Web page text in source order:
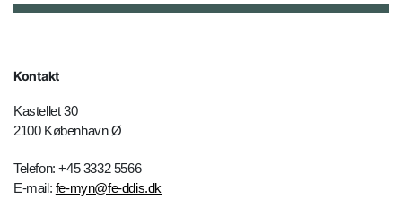
Kontakt
Kastellet 30
2100 København Ø
Telefon: +45 3332 5566
E-mail: fe-myn@fe-ddis.dk